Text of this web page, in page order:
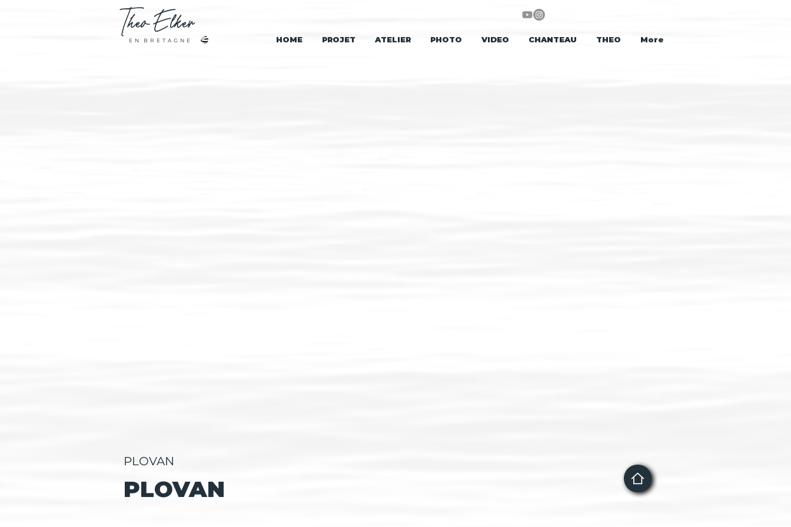
TheoElker
E N B R E T A G N E HOME PROJET ATELIER PHOTO VIDEO CHANTEAU THEO More
PLOVAN
PLOVAN